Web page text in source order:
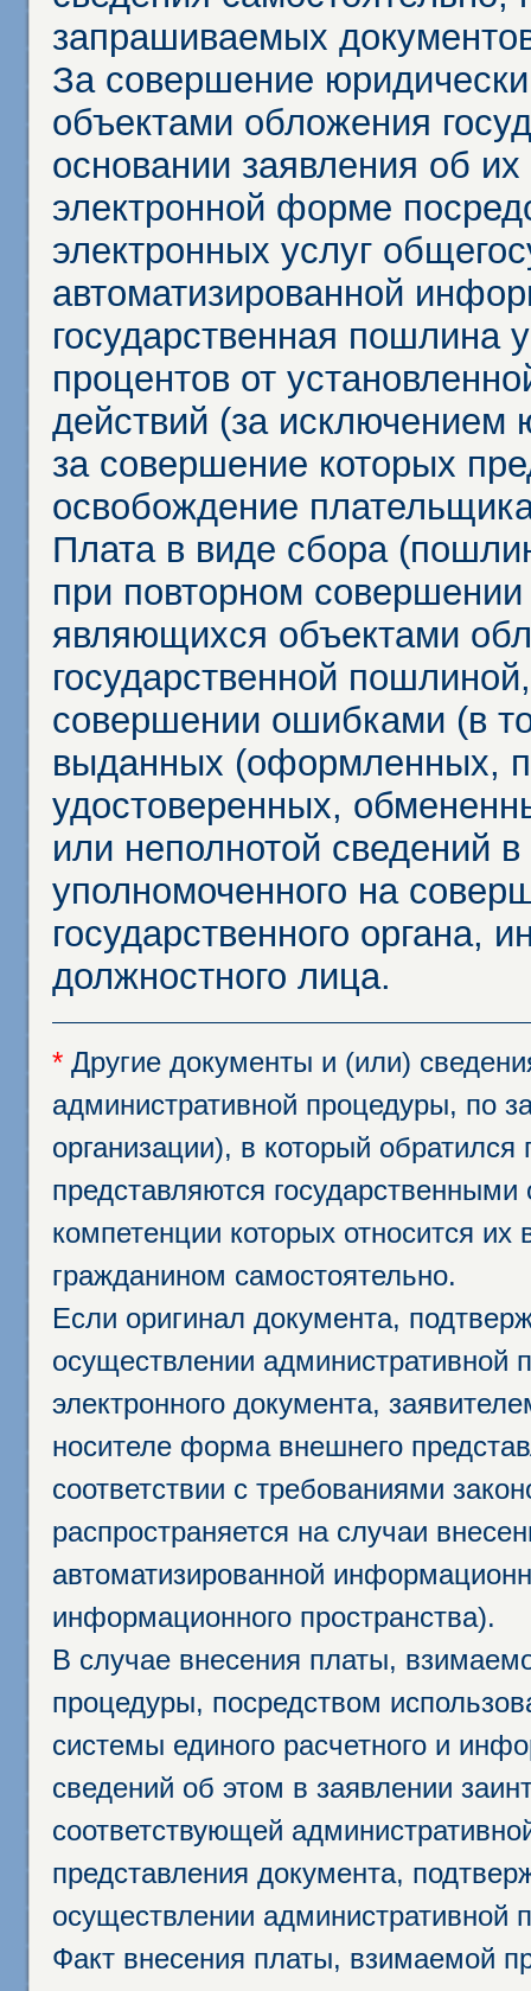
запрашиваемых
За совершение
объектами обложения
основании заявления об
электронной форме
электронных услуг
автоматизированной
государственная пошлина
процентов от
действий (за исключением
за совершение которых
освобождение
Плата в виде сбора
при повторном
являющихся объектами
государственной
совершении ошибками (в
выданных (оформленных,
удостоверенных,
или неполнотой сведений
уполномоченного на
государственного органа,
должностного лица.
* Другие документы и (или)
административной процедуры, по
организации), в который
представляются
компетенции которых относится
гражданином самостоятельно.
Если оригинал документа,
осуществлении административной
электронного документа,
носителе форма внешнего
соответствии с требованиями
распространяется на случаи
автоматизированной
информационного пространства).
В случае внесения платы,
процедуры, посредством
системы единого расчетного и
сведений об этом в заявлении
соответствующей
представления документа,
осуществлении административной
Факт внесения платы, взимаемой